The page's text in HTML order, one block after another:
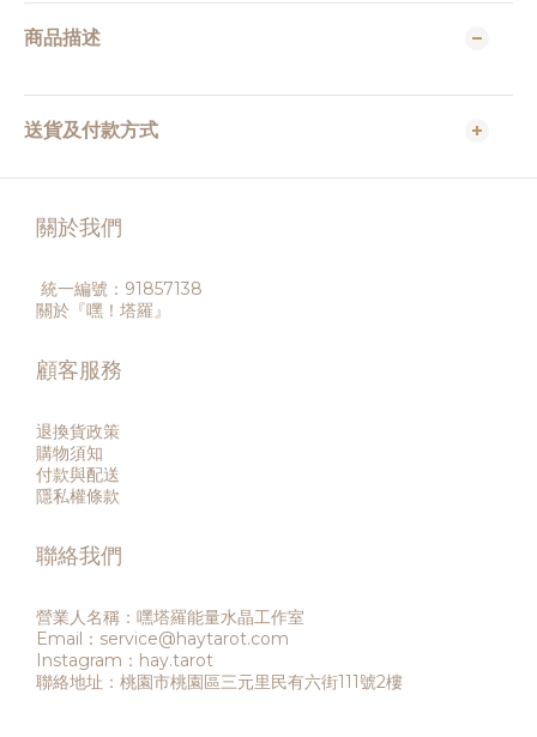
商品描述
送貨及付款方式
關於我們
統一編號：91857138
關於『嘿！塔羅』
顧客服務
退換貨政策
購物須知
付款與配送
隱私權條款
聯絡我們
營業人名稱：嘿塔羅能量水晶工作室
Email：service@haytarot.com
Instagram：hay.tarot
聯絡地址：桃園市桃園區三元里民有六街111號2樓